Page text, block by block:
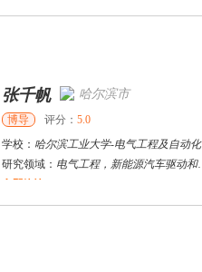
张千帆 哈尔滨市
博导 评分： 5.0
学校： 哈尔滨工业大学-电气工程及自动化学院
研究领域： 电气工程，新能源汽车驱动和充电
立即咨询
何斌锋 苏州市